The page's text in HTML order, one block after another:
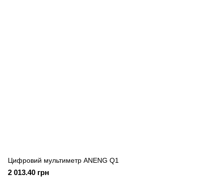
Цифровий мультиметр ANENG Q1
2 013.40 грн